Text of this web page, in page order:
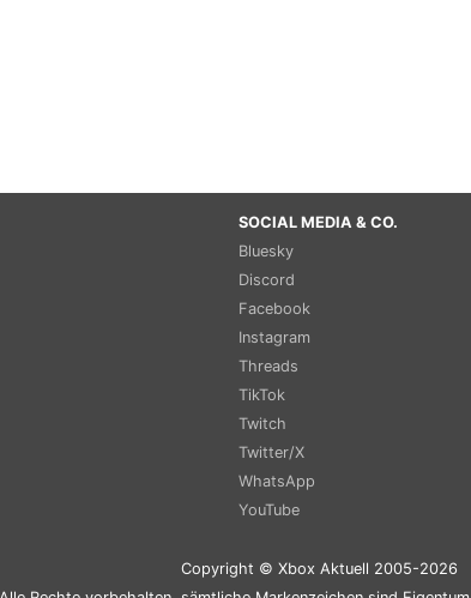
SOCIAL MEDIA & CO.
Bluesky
Discord
Facebook
Instagram
Threads
TikTok
Twitch
Twitter/X
WhatsApp
YouTube
Copyright © Xbox Aktuell 2005-2026